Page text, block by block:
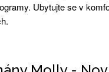
Ubytujte se v